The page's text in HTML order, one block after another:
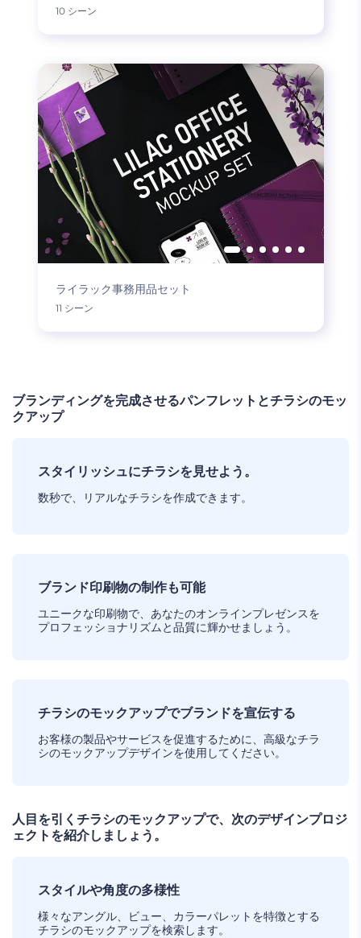
10 シーン
ライラック事務用品セット
11 シーン
ブランディングを完成させるパンフレットとチラシのモッ
クアップ
スタイリッシュにチラシを見せよう。
数秒で、リアルなチラシを作成できます。
ブランド印刷物の制作も可能
ユニークな印刷物で、あなたのオンラインプレゼンスを
プロフェッショナリズムと品質に輝かせましょう。
チラシのモックアップでブランドを宣伝する
お客様の製品やサービスを促進するために、高級なチラ
シのモックアップデザインを使用してください。
人目を引くチラシのモックアップで、次のデザインプロジ
ェクトを紹介しましょう。
スタイルや角度の多様性
様々なアングル、ビュー、カラーパレットを特徴とする
チラシのモックアップを検索します。